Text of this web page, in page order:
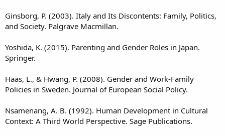
Ginsborg, P. (2003). Italy and Its Discontents: Family, Politics,
and Society. Palgrave Macmillan.
Yoshida, K. (2015). Parenting and Gender Roles in Japan.
Springer.
Haas, L., & Hwang, P. (2008). Gender and Work-Family
Policies in Sweden. Journal of European Social Policy.
Nsamenang, A. B. (1992). Human Development in Cultural
Context: A Third World Perspective. Sage Publications.